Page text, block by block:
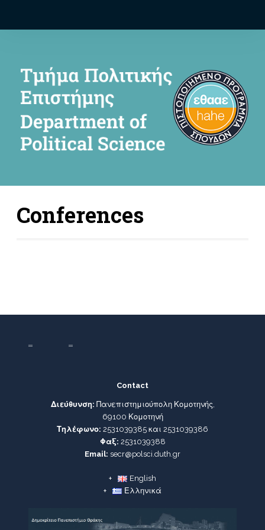
Conferences
Contact
Διεύθυνση: Πανεπιστημιούπολη Κομοτηνής,
69100 Κομοτηνή
Τηλέφωνο: 2531039385 και 2531039386
Φαξ: 2531039388
Email: secr@polsci.duth.gr
English
Ελληνικά